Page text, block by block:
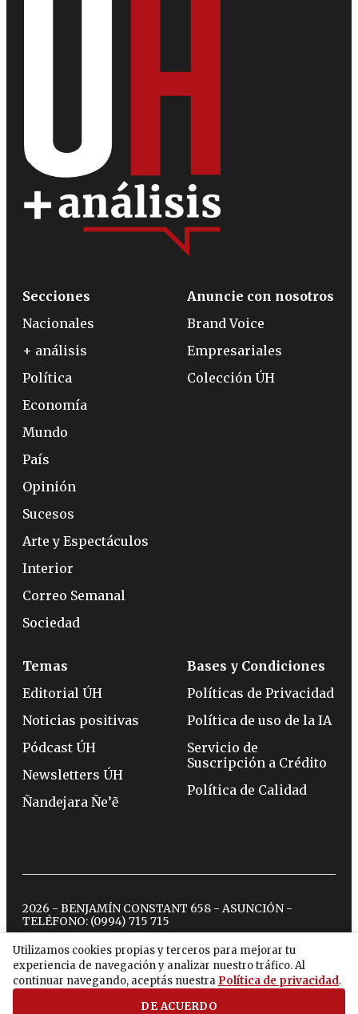
Utilizamos cookies propias y terceros para mejorar tu
experiencia de navegación y analizar nuestro tráfico. Al
continuar navegando, aceptás nuestra Política de privacidad.
DE ACUERDO
Secciones
Nacionales
+ análisis
Política
Economía
Mundo
País
Opinión
Sucesos
Arte y Espectáculos
Interior
Correo Semanal
Sociedad
Anuncie con nosotros
Brand Voice
Empresariales
Colección ÚH
Temas
Editorial ÚH
Noticias positivas
Pódcast ÚH
Newsletters ÚH
Ñandejara Ñe’ẽ
Bases y Condiciones
Políticas de Privacidad
Política de uso de la IA
Servicio de
Suscripción a Crédito
Política de Calidad
2026 - BENJAMÍN CONSTANT 658 - ASUNCIÓN -
TELÉFONO: (0994) 715 715
twitterinstagram
facebook
tiktokyoutubespotify